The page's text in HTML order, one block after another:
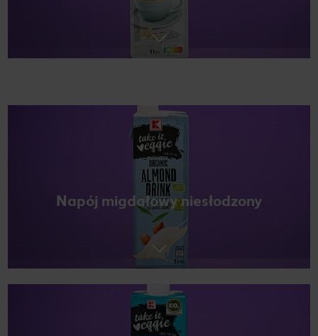
Napój migdałowy niesłodzony